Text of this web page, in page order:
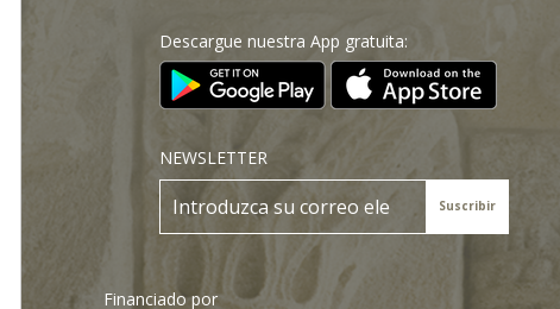
Descargue nuestra App gratuita:
NEWSLETTER
Suscribir
Financiado por